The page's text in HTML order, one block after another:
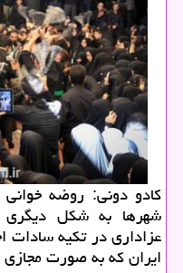
كادو دونی: روضه
شهرها به شكل دیگری
عزاداری در تكیه سادات
ایران كه به صورت